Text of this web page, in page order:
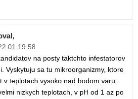
01:19:58
na posty taktchto infestatorov
Vyskytuju sa tu mikroorganizmy, ktore
v teplotach vysoko nad bodom varu
nizkych teplotach, v pH od 1 az po